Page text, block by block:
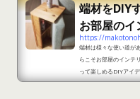
端材をDIY
お部屋の
https://
端材は様々な使い道が
らこそお部屋のインテ
って楽しめるDIYアイ
ださい。 端材をDIYす